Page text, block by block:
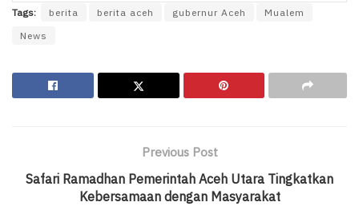
Tags: berita berita aceh gubernur Aceh
Mualem
News
Previous Post
Safari Ramadhan Pemerintah Aceh Utara Tingkatkan
Kebersamaan dengan Masyarakat